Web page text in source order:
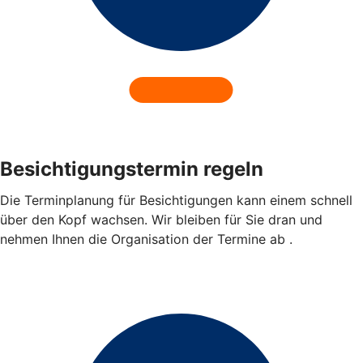
Besichtigungstermin regeln
Die Terminplanung für Besichtigungen kann einem schnell
über den Kopf wachsen. Wir bleiben für Sie dran und
nehmen Ihnen die Organisation der Termine ab .